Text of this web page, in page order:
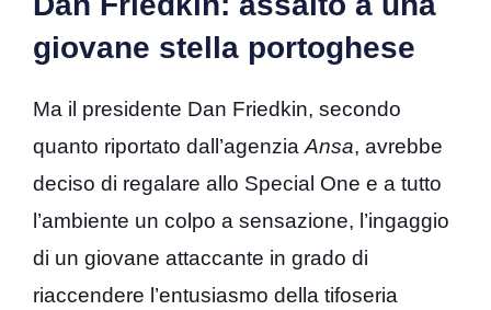
giovane stella portoghese
Ma il presidente Dan Friedkin, secondo
quanto riportato dall’agenziaAnsa, avrebbe
deciso di regalare allo Special One e a tutto
l’ambiente un colpo a sensazione, l’ingaggio
di un giovane attaccante in grado di
riaccendere l’entusiasmo della tifoseria